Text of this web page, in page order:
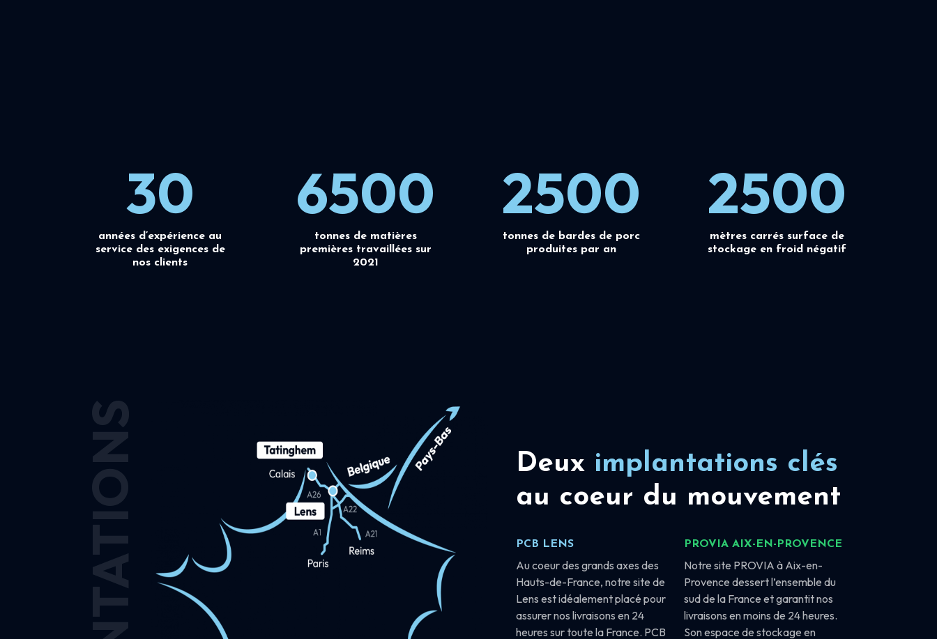
30
années d’expérience au
service des exigences de
nos clients
6500
tonnes de matières
premières travaillées sur
2021
2500
tonnes de bardes de porc
produites par an
2500
mètres carrés surface de
stockage en froid négatif
Deux implantations clés
au coeur du mouvement
PCB LENS
Au coeur des grands axes des
Hauts-de-France, notre site de
Lens est idéalement placé pour
assurer nos livraisons en 24
heures sur toute la France. PCB
PROVIA AIX-EN-PROVENCE
Notre site PROVIA à Aix-en-
Provence dessert l’ensemble du
sud de la France et garantit nos
livraisons en moins de 24 heures.
Son espace de stockage en